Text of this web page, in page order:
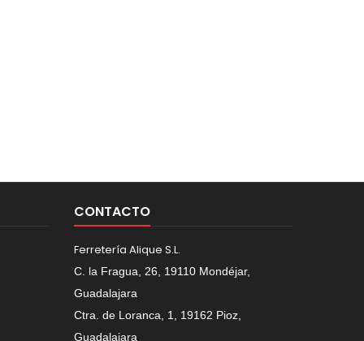
CONTACTO
Ferretería Alique S.L.
C. la Fragua, 26, 19110 Mondéjar,
Guadalajara
Ctra. de Loranca, 1, 19162 Pioz,
Guadalajara